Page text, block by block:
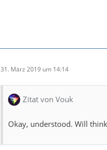
31. März 2019 um 14:14
Zitat von Vouk
Okay, understood. Will